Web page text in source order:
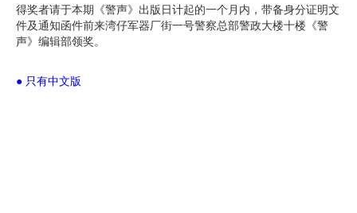
得奖者请于本期《警声》出版日计起的一个月内，带备身分证明文
件及通知函件前来湾仔军器厂街一号警察总部警政大楼十楼《警
声》编辑部领奖。
● 只有中文版